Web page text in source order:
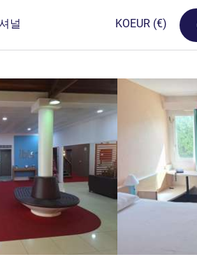
널 KOEUR (€)